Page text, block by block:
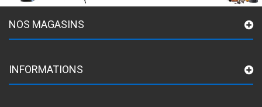
NOS MAGASINS
INFORMATIONS